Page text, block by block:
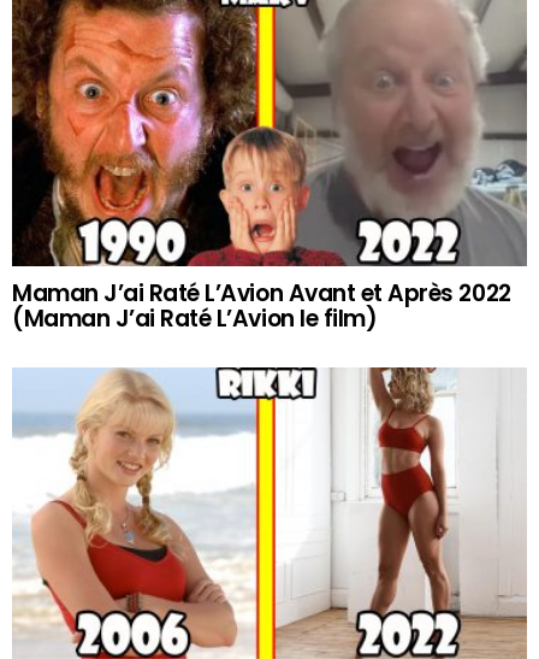
Maman J’ai Raté L’Avion Avant et Après 2022
(Maman J’ai Raté L’Avion le film)